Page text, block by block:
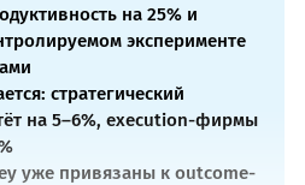
на 25% и
эксперименте
стратегический
на 5–6%, execution-фирмы
уже привязаны к outcome-